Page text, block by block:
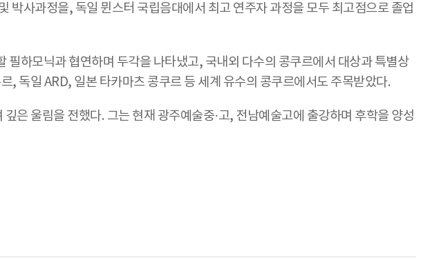
박사과정을, 독일 뮌스터 국립음대에서 최고 연주자 과정을 모두 최고점으로 졸업
하모닉과 협연하며 두각을 나타냈고, 국내외 다수의 콩쿠르에서 대상과 특별상
, 독일 ARD, 일본 타카마츠 콩쿠르 등 세계 유수의 콩쿠르에서도 주목받았다.
은 울림을 전했다. 그는 현재 광주예술중·고, 전남예술고에 출강하며 후학을 양성